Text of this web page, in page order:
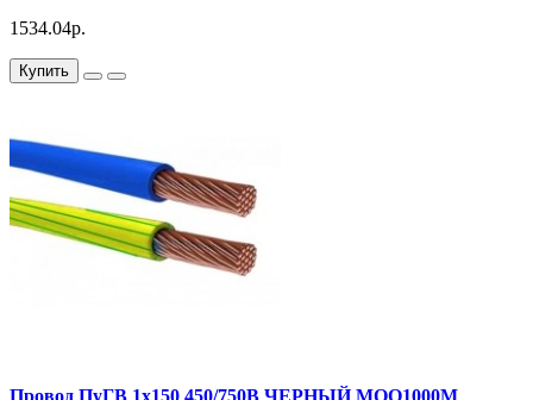
1534.04р.
Купить
Провод ПуГВ 1х150 450/750В ЧЕРНЫЙ MOQ1000М